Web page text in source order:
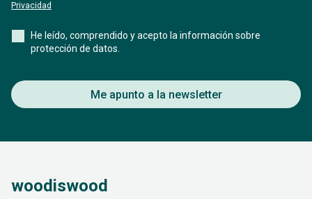
Privacidad
He leído, comprendido y acepto la información sobre
protección de datos.
Me apunto a la newsletter
woodiswood